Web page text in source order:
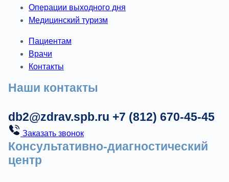
Операции выходного дня
Медицинский туризм
Пациентам
Врачи
Контакты
Наши контакты
db2@zdrav.spb.ru +7 (812) 670-45-45
Заказать звонок
Консультативно-диагностический
центр